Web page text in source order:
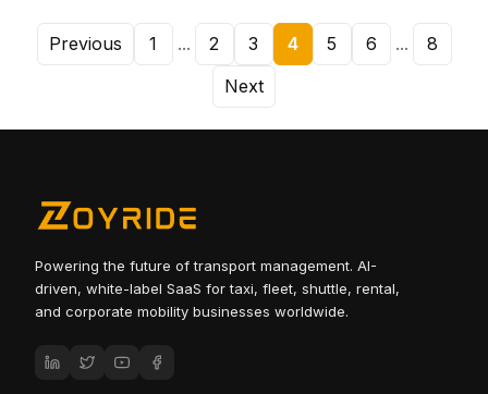
Previous 1 ... 2 3 4 5 6 ...
8
Next
Powering the future of transport management. AI-
driven, white-label SaaS for taxi, fleet, shuttle, rental,
and corporate mobility businesses worldwide.